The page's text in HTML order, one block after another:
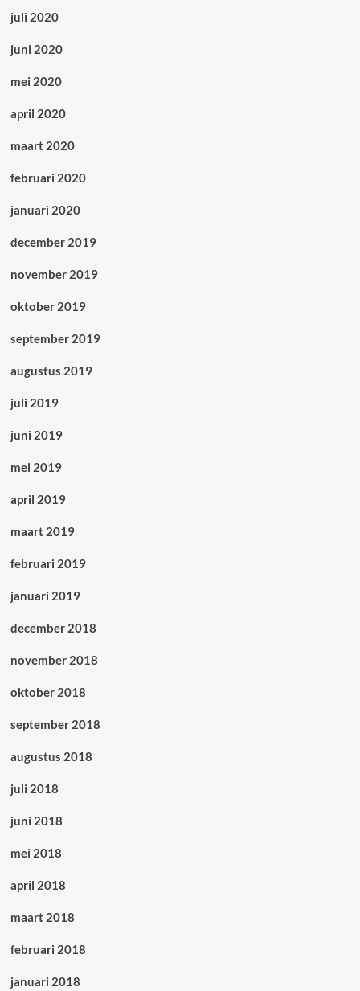
juli 2020
juni 2020
mei 2020
april 2020
maart 2020
februari 2020
januari 2020
december 2019
november 2019
oktober 2019
september 2019
augustus 2019
juli 2019
juni 2019
mei 2019
april 2019
maart 2019
februari 2019
januari 2019
december 2018
november 2018
oktober 2018
september 2018
augustus 2018
juli 2018
juni 2018
mei 2018
april 2018
maart 2018
februari 2018
januari 2018